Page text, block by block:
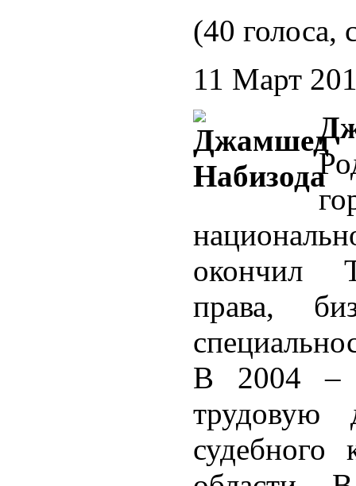
(40 голоса,
11 Март
окончил
права,
В 2004 –
трудовую
судебного